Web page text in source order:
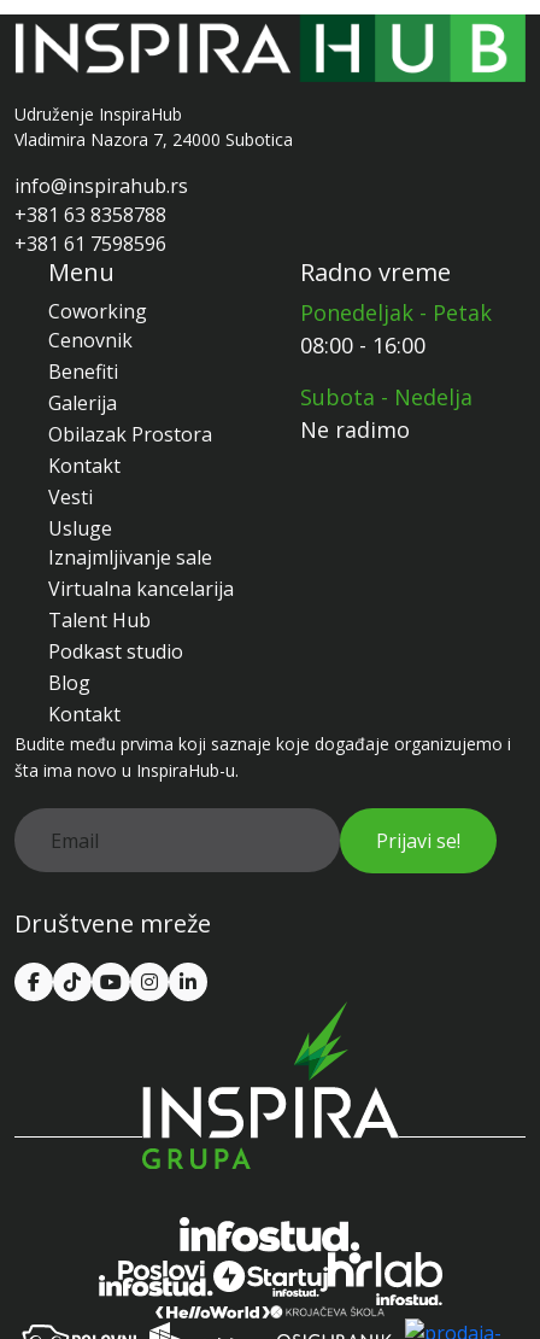
Udruženje InspiraHub
Vladimira Nazora 7, 24000 Subotica
info@inspirahub.rs
+381 63 8358788
+381 61 7598596
Menu
Coworking
Cenovnik
Benefiti
Galerija
Obilazak Prostora
Kontakt
Vesti
Usluge
Iznajmljivanje sale
Virtualna kancelarija
Talent Hub
Podkast studio
Blog
Kontakt
Radno vreme
Ponedeljak - Petak
08:00 - 16:00
Subota - Nedelja
Ne radimo
Budite među prvima koji saznaje koje događaje organizujemo i
šta ima novo u InspiraHub-u.
Prijavi se!
Društvene mreže